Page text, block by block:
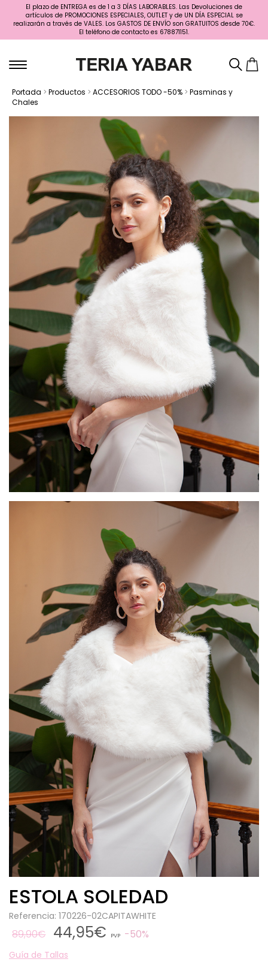
El plazo de ENTREGA es de 1 a 3 DÍAS LABORABLES. Las Devoluciones de
artículos de PROMOCIONES ESPECIALES, OUTLET y de UN DÍA ESPECIAL se
realizarán a través de VALES. Los GASTOS DE ENVÍO son GRATUITOS desde 70€.
El teléfono de contacto es 678871151.
Portada > Productos > ACCESORIOS TODO -50% > Pasminas y
Chales
ESTOLA SOLEDAD
Referencia: 170226-02CAPITAWHITE
89,90€ 44,95€ PVP 50%
Guía de Tallas